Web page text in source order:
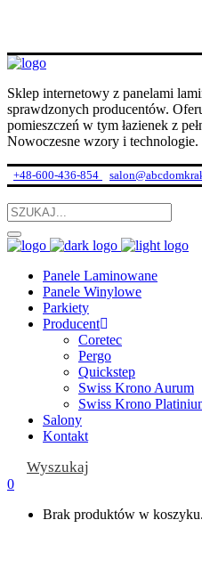
Sklep internetowy z panelami
sprawdzonych producentów.
pomieszczeń w tym łazienek z
Nowoczesne wzory i technologie.
+48-600-436-854
Panele Laminowane
Panele Winylowe
Parkiety
Producent
Coretec
Pergo
Quickstep
Swiss Krono Aurum
Swiss Krono
Salony
Kontakt
Wyszukaj
0
Brak produktów w koszyku.